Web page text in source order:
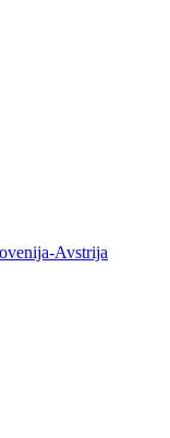
Avstrija